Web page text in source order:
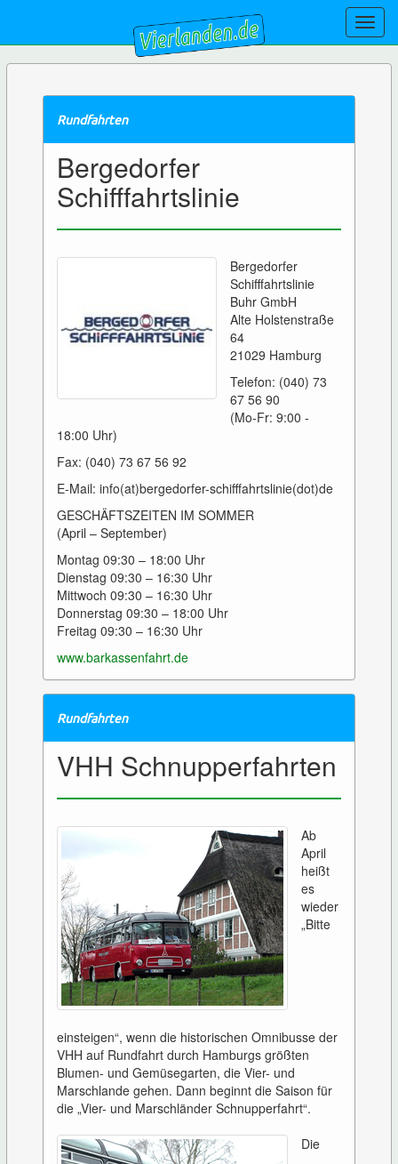
Rundfahrten
Bergedorfer
Schifffahrtslinie
Bergedorfer
Schifffahrtslinie
Buhr GmbH
Alte Holstenstraße
64
21029 Hamburg
Telefon: (040) 73
67 56 90
(Mo-Fr: 9:00 -
18:00 Uhr)
Fax: (040) 73 67 56 92
E-Mail: info(at)bergedorfer-schifffahrtslinie(dot)de
GESCHÄFTSZEITEN IM SOMMER
(April – September)
Montag 09:30 – 18:00 Uhr
Dienstag 09:30 – 16:30 Uhr
Mittwoch 09:30 – 16:30 Uhr
Donnerstag 09:30 – 18:00 Uhr
Freitag 09:30 – 16:30 Uhr
www.barkassenfahrt.de
Rundfahrten
VHH Schnupperfahrten
Ab
April
heißt
es
wieder
„Bitte
einsteigen“, wenn die historischen Omnibusse der
VHH auf Rundfahrt durch Hamburgs größten
Blumen- und Gemüsegarten, die Vier- und
Marschlande gehen. Dann beginnt die Saison für
die „Vier- und Marschländer Schnupperfahrt“.
Die